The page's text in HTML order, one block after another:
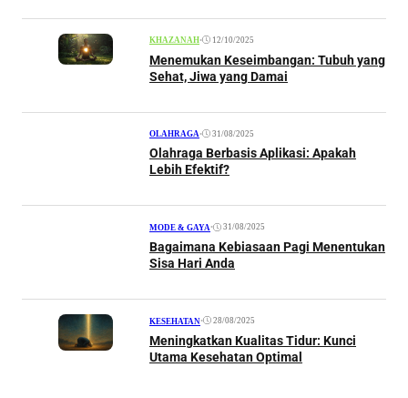
KHAZANAH• 12/10/2025
Menemukan Keseimbangan: Tubuh yang
Sehat, Jiwa yang Damai
OLAHRAGA• 31/08/2025
Olahraga Berbasis Aplikasi: Apakah
Lebih Efektif?
MODE & GAYA • 31/08/2025
Bagaimana Kebiasaan Pagi Menentukan
Sisa Hari Anda
KESEHATAN• 28/08/2025
Meningkatkan Kualitas Tidur: Kunci
Utama Kesehatan Optimal